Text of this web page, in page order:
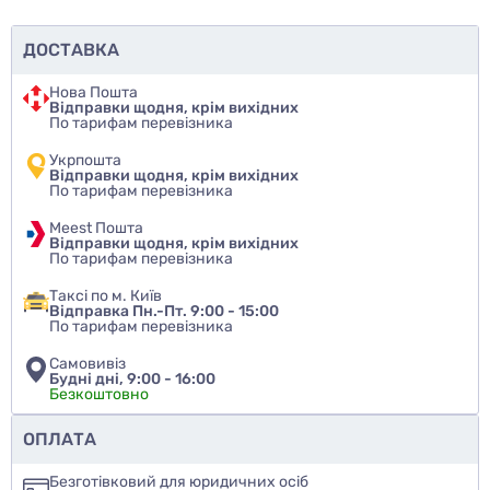
складу.
Матеріал: високоякісний пластик, стійкий до
хімічних впливів
Колір: класичний чорний (кришечка + щетинки)
Вага одного пензлика: 3 г
Стандарт горловини: 18/410
Кількість в упаковці: 25 шт.
Переваги використання нашого аплікатора
М’які щетинки забезпечують точне дозування і
Рельєфна поверхня кришечки дає надійний хват і
легке відкручування однією рукою. Така
для флаконівне деформується з часом і зберігає
форму після багаторазового використання.
Чи рекомендуєте ви цей товар
так
ДОСТАВКА
Нова Пошта
Відправки щодня, крім вихідних
По тарифам перевізника
Укрпошта
Відправки щодня, крім вихідних
По тарифам перевізника
Meest Пошта
Відправки щодня, крім вихідних
По тарифам перевізника
Таксі по м. Київ
Відправка Пн.-Пт. 9:00 - 15:00
По тарифам перевізника
Самовивіз
Будні дні, 9:00 - 16:00
Безкоштовно
ОПЛАТА
Безготівковий для юридичних осіб